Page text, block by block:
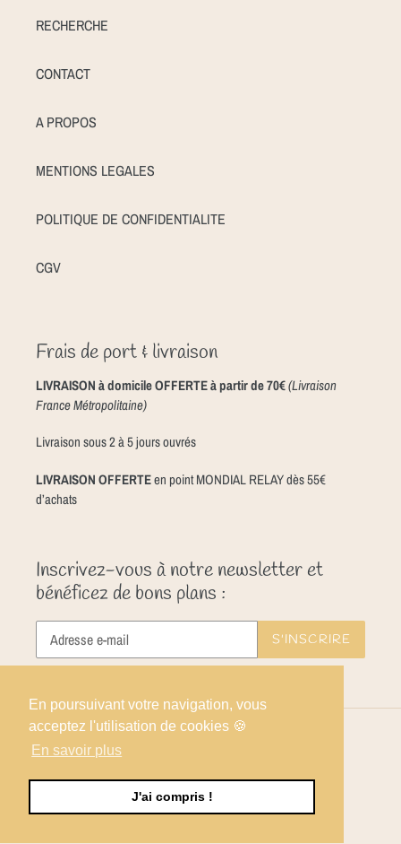
En poursuivant votre navigation, vous
acceptez l'utilisation de cookies 🍪
En savoir plus
J'ai compris !
RECHERCHE
CONTACT
A PROPOS
MENTIONS LEGALES
POLITIQUE DE CONFIDENTIALITE
CGV
Frais de port & livraison
LIVRAISON à domicile OFFERTE à partir de 70€(Livraison
France Métropolitaine)
Livraison sous 2 à 5 jours ouvrés
LIVRAISON OFFERTEen point MONDIAL RELAY dès 55€
d’achats
Inscrivez-vous à notre newsletter et
bénéficez de bons plans :
S'INSCRIRE
© 2026,Angèle Confiserie